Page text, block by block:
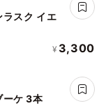
ラスク イエ
¥ 3,300
ーケ 3本